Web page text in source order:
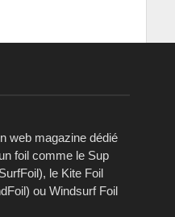
web magazine dédié
foil comme le Sup
le Kite Foil
ou Windsurf Foil